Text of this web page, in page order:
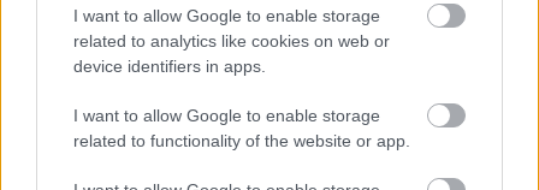
I want to allow Google to enable storage
related to analytics like cookies on web or
device identifiers in apps.
I want to allow Google to enable storage
related to functionality of the website or app.
Egyáltalán médiába egy ilyen szerencsétlent? A
legnagyobb sikere az volt, amikorbalf@sz
beleesett a csatornába és majdnem kasztrálta